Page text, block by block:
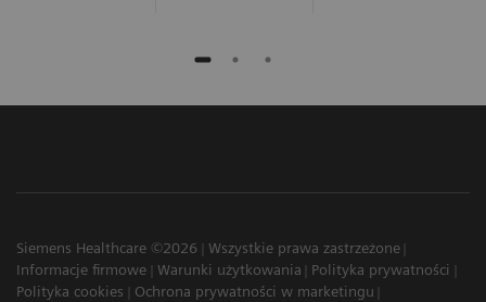
Siemens Healthcare ©2026
Wszystkie prawa zastrzeżone
Informacje firmowe
Warunki użytkowania
Polityka prywatności
Polityka cookies
Ochrona prywatności w marketingu